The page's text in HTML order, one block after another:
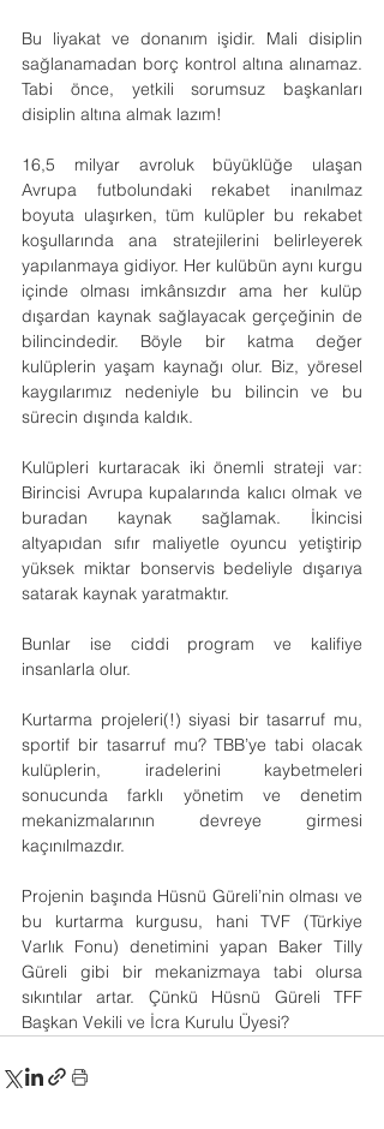
Bu liyakat ve donanım işidir. Mali disiplin
sağlanamadan borç kontrol altına alınamaz.
Tabi önce, yetkili sorumsuz başkanları
disiplin altına almak lazım!
16,5 milyar avroluk büyüklüğe ulaşan
Avrupa futbolundaki rekabet inanılmaz
boyuta ulaşırken, tüm kulüpler bu rekabet
koşullarında ana stratejilerini belirleyerek
yapılanmaya gidiyor. Her kulübün aynı kurgu
içinde olması imkânsızdır ama her kulüp
dışardan kaynak sağlayacak gerçeğinin de
bilincindedir. Böyle bir katma değer
kulüplerin yaşam kaynağı olur. Biz, yöresel
kaygılarımız nedeniyle bu bilincin ve bu
sürecin dışında kaldık.
Kulüpleri kurtaracak iki önemli strateji var:
Birincisi Avrupa kupalarında kalıcı olmak ve
buradan kaynak sağlamak. İkincisi
altyapıdan sıfır maliyetle oyuncu yetiştirip
yüksek miktar bonservis bedeliyle dışarıya
satarak kaynak yaratmaktır.
Bunlar ise ciddi program ve kalifiye
insanlarla olur.
Kurtarma projeleri(!) siyasi bir tasarruf mu,
sportif bir tasarruf mu? TBB’ye tabi olacak
kulüplerin, iradelerini kaybetmeleri
sonucunda farklı yönetim ve denetim
mekanizmalarının devreye girmesi
kaçınılmazdır.
Projenin başında Hüsnü Güreli’nin olması ve
bu kurtarma kurgusu, hani TVF (Türkiye
Varlık Fonu) denetimini yapan Baker Tilly
Güreli gibi bir mekanizmaya tabi olursa
sıkıntılar artar. Çünkü Hüsnü Güreli TFF
Başkan Vekili ve İcra Kurulu Üyesi?